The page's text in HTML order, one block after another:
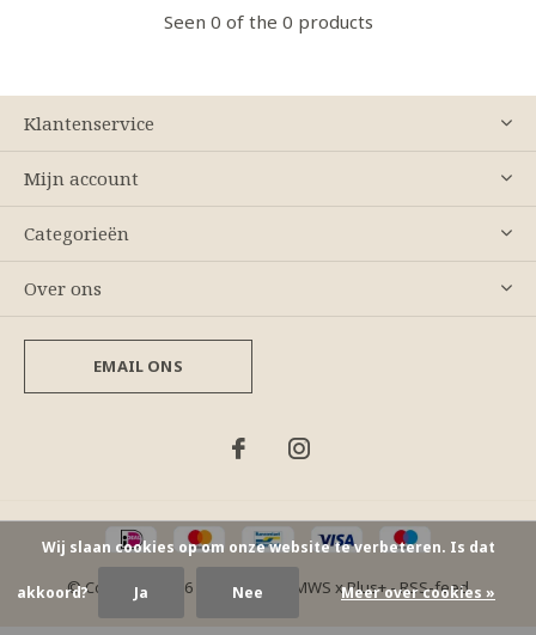
Seen 0 of the 0 products
Klantenservice
Mijn account
Categorieën
Over ons
EMAIL ONS
© Copyright 2026 - Theme By DMWS xPlus+-RSS-feed
Wij slaan cookies op om onze website te verbeteren. Is dat
akkoord? Ja Nee Meer over cookies »